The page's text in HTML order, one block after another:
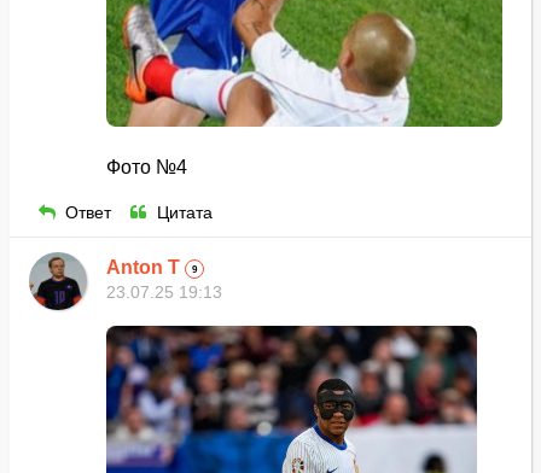
Фото №4
Ответ Цитата
Anton T 9
23.07.25 19:13